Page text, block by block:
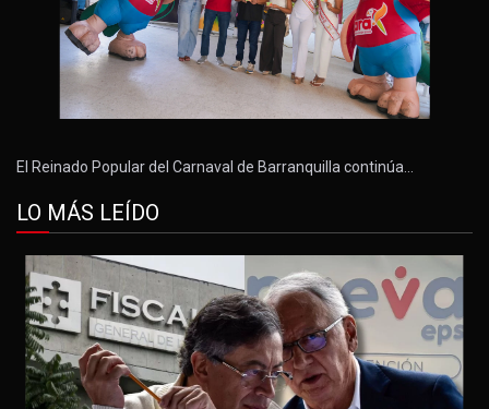
El Reinado Popular del Carnaval de Barranquilla continúa…
LO MÁS LEÍDO